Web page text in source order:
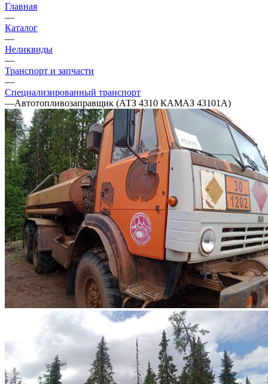
Главная
—
Каталог
—
Неликвиды
—
Транспорт и запчасти
—
Специализированный транспорт
—Автотопливозаправщик (АТЗ 4310 КАМАЗ 43101А)